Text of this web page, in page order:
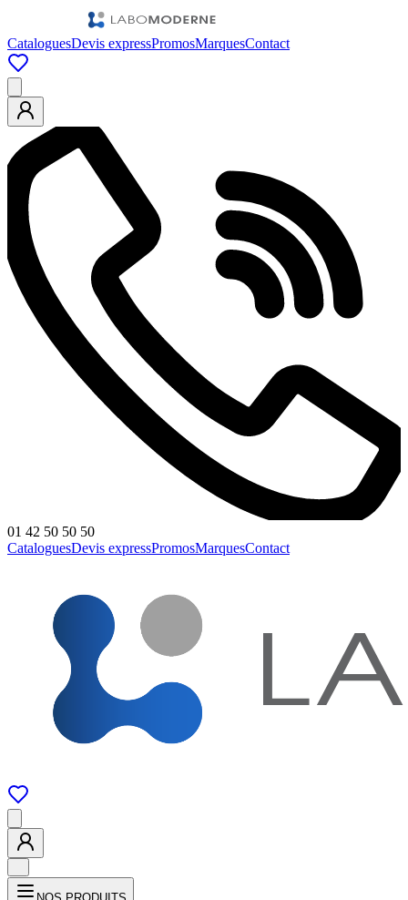
CataloguesDevis expressPromosMarquesContact
01 42 50 50 50
CataloguesDevis expressPromosMarquesContact